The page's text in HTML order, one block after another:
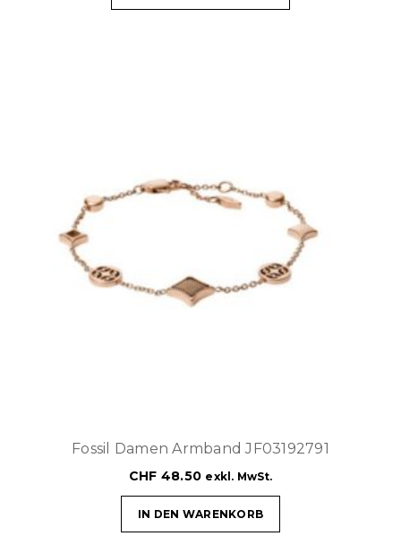
Fossil Damen Armband JF03192791
CHF 48.50 exkl. MwSt.
IN DEN WARENKORB